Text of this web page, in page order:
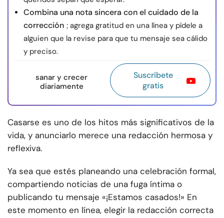
Combina una nota sincera con el cuidado de la
corrección ; agrega gratitud en una línea y pídele a
alguien que la revise para que tu mensaje sea cálido
y preciso.
sanar y crecer
diariamente
Suscríbete
gratis
Casarse es uno de los hitos más significativos de la
vida, y anunciarlo merece una redacción hermosa y
reflexiva.
Ya sea que estés planeando una celebración formal,
compartiendo noticias de una fuga íntima o
publicando tu mensaje «¡Estamos casados!» En
este momento en línea, elegir la redacción correcta